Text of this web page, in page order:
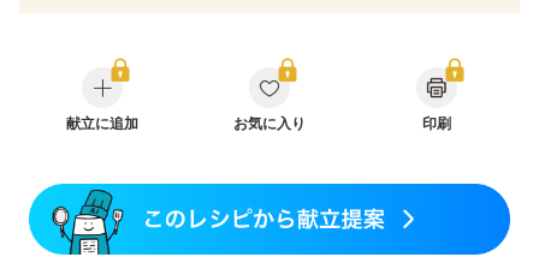
糖尿病性腎症（第３期）
CKD（ステージ１）
CKD（ステージ２）
CKD（ステージ３a）
乳がん（抗がん剤治療中）
乳がん（ホルモン療法中）
味の感じ方が変わった
妊婦健診・体重増加が気になる（初期）
妊婦健診・血圧が気になる（初期）
献立に追加 お気に入り 印刷